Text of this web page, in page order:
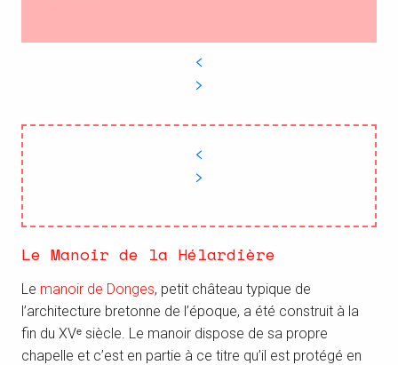
Le Manoir de la Hélardière
Le manoir de Donges, petit château typique de
l’architecture bretonne de l’époque, a été construit à la
fin du XVᵉ siècle. Le manoir dispose de sa propre
chapelle et c’est en partie à ce titre qu’il est protégé en